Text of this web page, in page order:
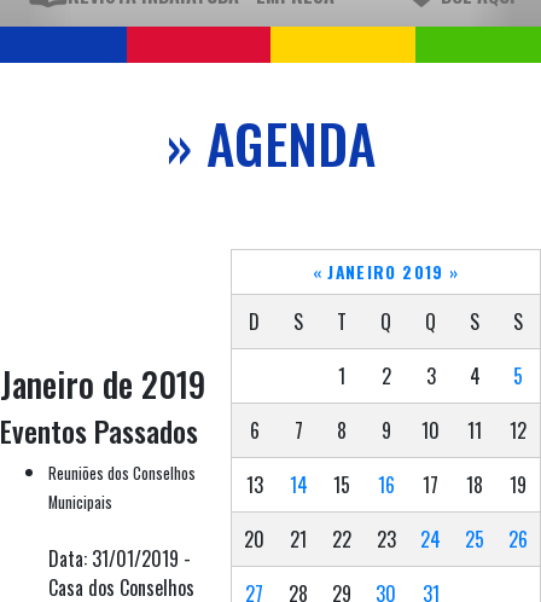
» AGENDA
« JANEIRO 2019 »
D S T Q Q S
S
1
2 3 4
5
6
7 8 9 10 11
12
13
14 15 16 17 18
19
20
21 22 23 24 25
26
27
28 29 30 31
Janeiro de 2019
Eventos Passados
Reuniões dos Conselhos
Municipais
Data: 31/01/2019 -
Casa dos Conselhos